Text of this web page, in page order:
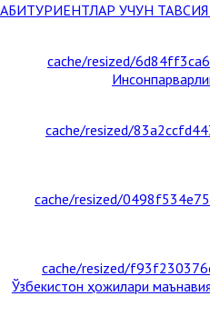
АБИТУРИЕНТЛАР УЧУН
Ўзбекистон ҳожилари